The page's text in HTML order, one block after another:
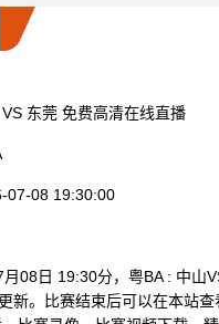
东莞 免费高清在线直播
07-08 19:30:00
08日 19:30分，粤BA : 中山
新。比赛结束后可以在本站